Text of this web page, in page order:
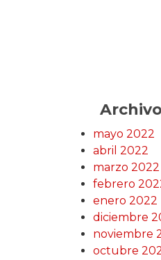
mayo 2022
abril 2022
marzo 2022
febrero
enero 2022
diciembre
noviembre
octubre